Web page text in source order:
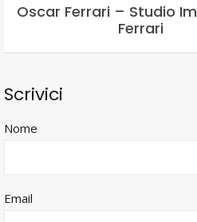
Oscar Ferrari – Studio
Ferrari
Scrivici
Nome
Email